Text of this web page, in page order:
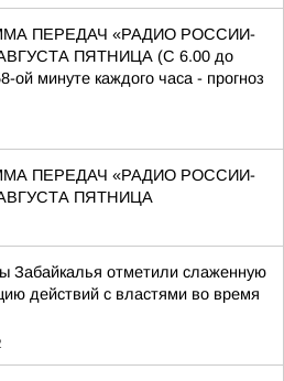
ПЕРЕДАЧ «РАДИО РОССИИ-
ПЯТНИЦА (С 6.00 до
ой минуте каждого часа - прогноз
ПЕРЕДАЧ «РАДИО РОССИИ-
ПЯТНИЦА
Забайкалья отметили слаженную
действий с властями во время